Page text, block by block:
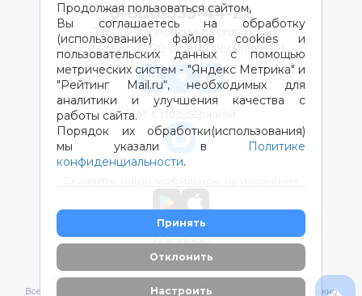
Продолжая пользоваться сайтом,
Вы соглашаетесь на обработку
(использование) файлов cookies и
пользовательских данных с помощью
метрических систем - "Яндекс Метрика" и
"Рейтинг Mail.ru“, необходимых для
аналитики и улучшения качества с
работы сайта.
Порядок их обработки(использования)
мы указали в
Политике
конфиденциальности.
Принять
Отклонить
Настроить
8-800-333-44-22
Звонок по России бесплатный
с 9:00 до 21:00 (время московское)
Чат с поддержкой
Магазины
2012-2026 © ООО "ВОТОНЯ". Детские товары с доставкой
Все права защищены. Любое использование материалов возможно